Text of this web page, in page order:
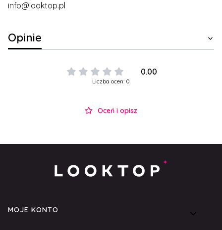
info@looktop.pl
Opinie
0.00
Liczba ocen: 0
Oceń i opisz
Linki w stopce
MOJE KONTO